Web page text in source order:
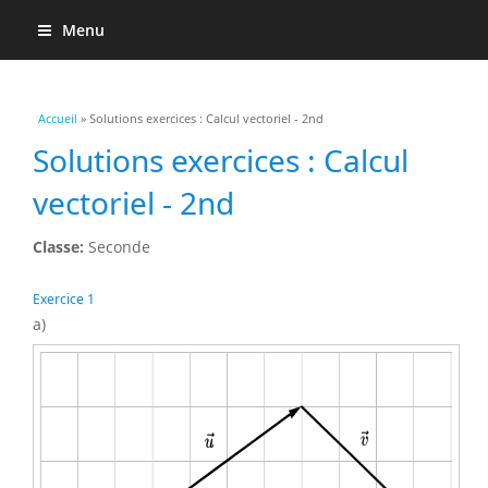
Menu
Vous êtes ici
Accueil » Solutions exercices : Calcul vectoriel - 2nd
Solutions exercices : Calcul
vectoriel - 2nd
Classe: Seconde
Exercice 1
a)